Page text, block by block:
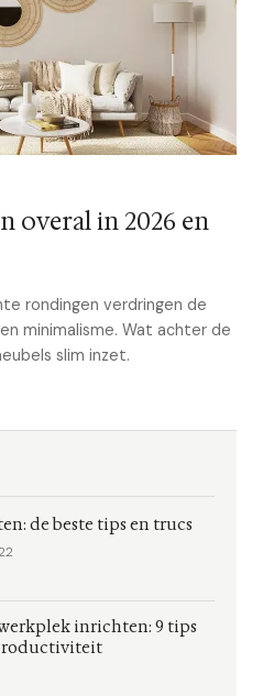
overal in 2026 en
rondingen verdringen de
minimalisme. Wat achter de
slim inzet.
de beste tips en trucs
inrichten: 9 tips